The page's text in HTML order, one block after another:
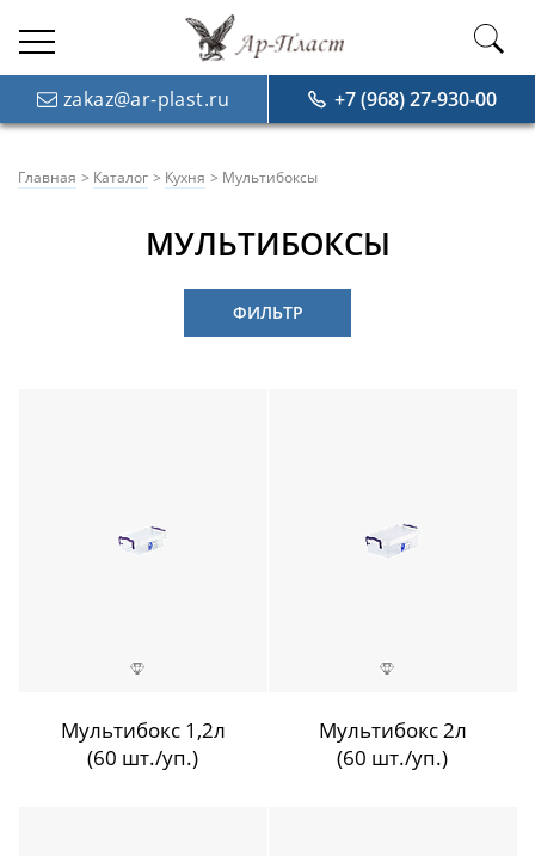
zakaz@ar-plast.ru +7 (968) 27-930-00
Главная Каталог Кухня Мультибоксы
МУЛЬТИБОКСЫ
ФИЛЬТР
Мультибокс 1,2л
(60 шт./уп.)
Мультибокс 2л
(60 шт./уп.)